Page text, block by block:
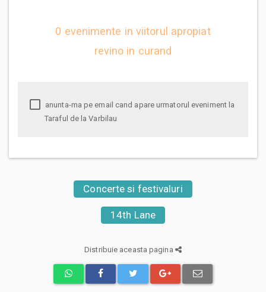
0 evenimente in viitorul apropiat
revino in curand
Taraful de la Varbilau
Concerte si festivaluri
14th Lane
Distribuie aceasta pagina